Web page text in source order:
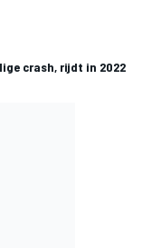
crash, rijdt in 2022